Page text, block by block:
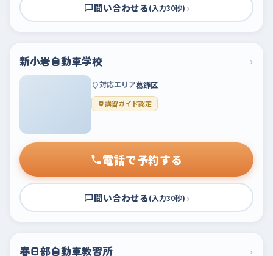
問い合わせる(入力30秒) ›
新小岩自動車学校 ›
対応エリア葛飾区
講習ガイド認定
電話で予約する
問い合わせる(入力30秒) ›
春日部自動車教習所 ›